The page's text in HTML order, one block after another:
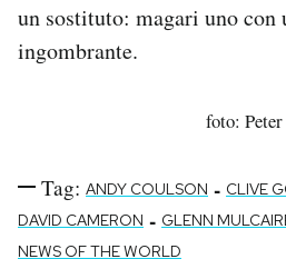
un sostituto: magari uno con
ingombrante.
foto:
Tag: ANDY COULSON - CLIVE
DAVID CAMERON - GLENN
NEWS OF THE WORLD